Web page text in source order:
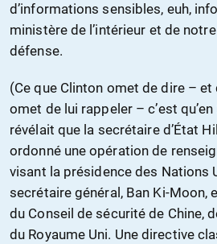
d’informations sensibles, euh,
ministère de l’intérieur et de
défense.
(Ce que Clinton omet de dire –
omet de lui rappeler – c’est
révélait que la secrétaire d’État
ordonné une opération de
visant la présidence des Nations
secrétaire général, Ban Ki-Moon,
du Conseil de sécurité de Chine,
du Royaume Uni. Une directive